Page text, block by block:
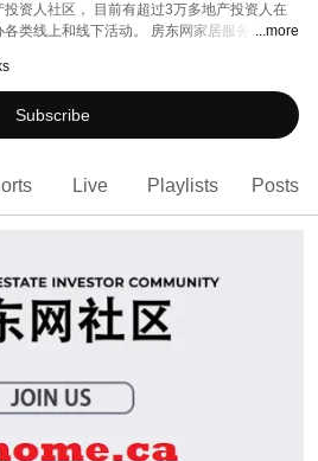
资人社区， 目前有超过3万多地产投资人在
类线上和线下活动。 房东网家居服务平台为
...more
Subscribe
Live Playlists Posts